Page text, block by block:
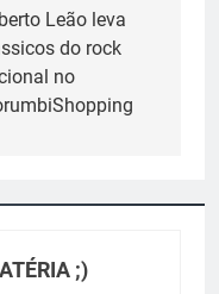
Leão leva
do rock
no
;)